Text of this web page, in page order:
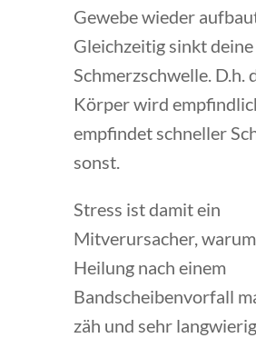
Gewebe wieder
Gleichzeitig sinkt deine
Schmerzschwelle. D.h.
Körper wird
empfindet schneller
sonst.
Stress ist damit ein
Mitverursacher,
Heilung nach einem
Bandscheibenvorfall
zäh und sehr